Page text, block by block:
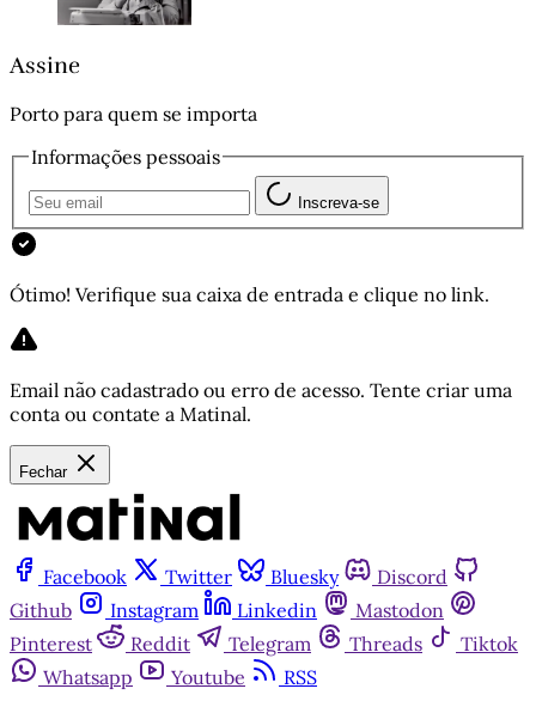
Assine
Porto para quem se importa
Informações pessoais
Inscreva-se
Ótimo! Verifique sua caixa de entrada e clique no link.
Email não cadastrado ou erro de acesso. Tente criar uma
conta ou contate a Matinal.
Fechar
Facebook Twitter Bluesky
Discord
Github
Instagram Linkedin
Mastodon
Pinterest
Reddit Telegram Threads
Tiktok
Whatsapp
Youtube
RSS